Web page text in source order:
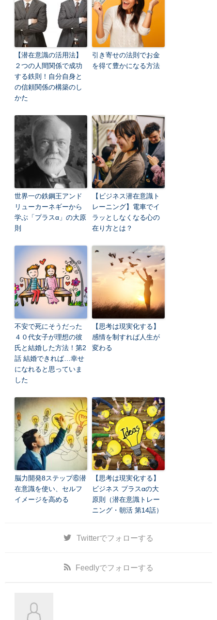
【潜在意識の活用法】
２つの人間関係で成功
する鉄則！自分自身と
の信頼関係の構築のし
かた
引き寄せの法則でお金
を得て豊かになる方法
世界一の鉄鋼王アンド
リューカーネギーから
学ぶ「プラスα」の大原
則
【ビジネス潜在意識ト
レーニング】電車でイ
ラッとしなくなる心の
在り方とは？
不安で死にそうだった
４０代女子が理想の彼
氏と結婚した方法！第2
話 結婚できれば…幸せ
になれると思っていま
した
【思考は現実化する】
感情を制すれば人生が
変わる
脳力開発8ステップ⑥潜
在意識を使い、セルフ
イメージを高める
【思考は現実化する】
ビジネス プラスαの大
原則（潜在意識トレー
ニング・朝活 第14話）
Twitterでフォローする
Feedlyでフォローする